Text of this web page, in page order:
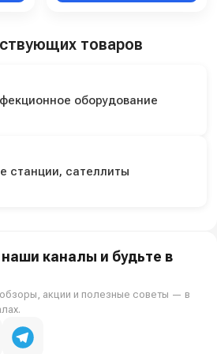
товаров
оборудование
станции, сателлиты
каналы и будьте в
акции и полезные советы — в